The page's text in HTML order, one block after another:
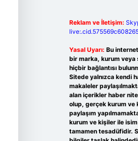
Reklam ve İletişim:
Yasal Uyarı: Bu
bir marka, kurum veya
hiçbir bağlantısı
Sitede yalnızca kendi
makaleler
alan içerikler haber
olup, gerçek kurum ve
paylaşım
kurum ve kişiler ile
tamamen tesadüfidir.